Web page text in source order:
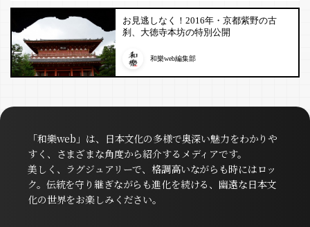
お見逃しなく！2016年・京都紫野の古
刹、大徳寺本坊の特別公開
和樂web編集部
「和樂web」は、日本文化の多様で奥深い魅力をわかりや
すく、さまざまな角度から紹介するメディアです。
美しく、ラグジュアリーで、格調高いながらも時にはロッ
ク。伝統を守り継ぎながらも進化を続ける、幽遠な日本文
化の世界をお楽しみください。